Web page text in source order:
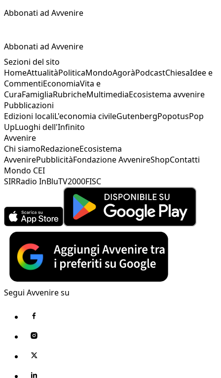
Abbonati ad Avvenire
Abbonati ad Avvenire
Sezioni del sito
HomeAttualitàPoliticaMondoAgoràPodcastChiesaIdee e
CommentiEconomiaVita e
CuraFamigliaRubricheMultimediaEcosistema avvenire
Pubblicazioni
Edizioni localiL'economia civileGutenbergPopotusPop
UpLuoghi dell'Infinito
Avvenire
Chi siamoRedazioneEcosistema
AvvenirePubblicitàFondazione AvvenireShopContatti
Mondo CEI
SIRRadio InBluTV2000FISC
Segui Avvenire su